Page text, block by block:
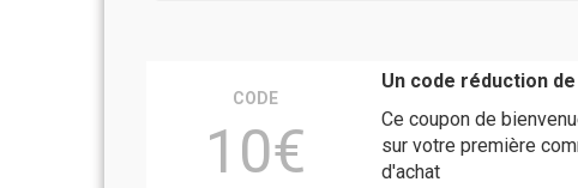
CODE
10€
Un code réduction
Ce coupon de
sur votre première
d'achat